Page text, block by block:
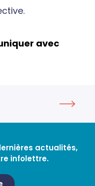
avec
actualités,
infolettre.